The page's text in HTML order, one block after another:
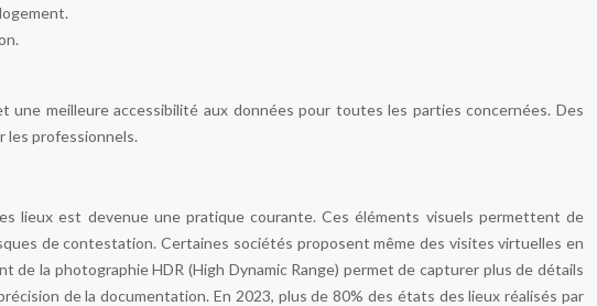
meilleure accessibilité aux données pour toutes les parties concernées. Des
les professionnels.
lieux est devenue une pratique courante. Ces éléments visuels permettent de
de contestation. Certaines sociétés proposent même des visites virtuelles en
la photographie HDR (High Dynamic Range) permet de capturer plus de détails
de la documentation. En 2023, plus de 80% des états des lieux réalisés par